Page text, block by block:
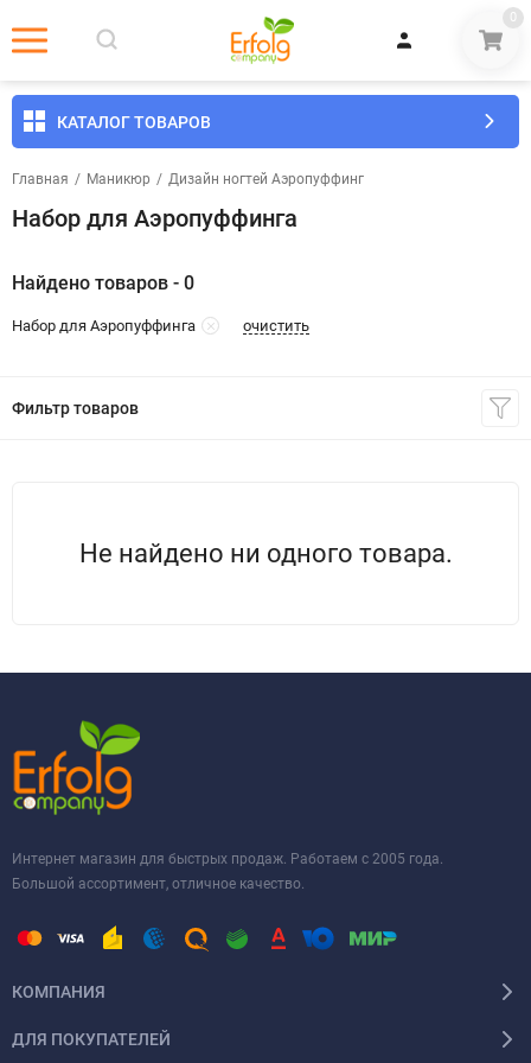
0
КАТАЛОГ ТОВАРОВ
Главная / Маникюр / Дизайн ногтей Аэропуффинг
Набор для Аэропуффинга
Найдено товаров - 0
Набор для Аэропуффинга очистить
Фильтр товаров
Не найдено ни одного товара.
Интернет магазин для быстрых продаж. Работаем с 2005 года.
Большой ассортимент, отличное качество.
КОМПАНИЯ
ДЛЯ ПОКУПАТЕЛЕЙ